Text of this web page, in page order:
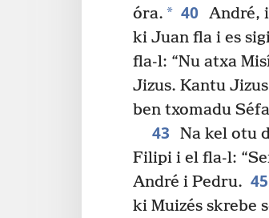
óra. * 40 André,
ki Juan fla i es
fla-l: “Nu atxa
Jizus. Kantu
ben txomadu
43
Na kel otu
Filipi i el fla-l:
André i Pedru. 45
ki Muizés skrebe